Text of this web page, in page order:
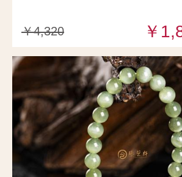
￥4,320 ￥